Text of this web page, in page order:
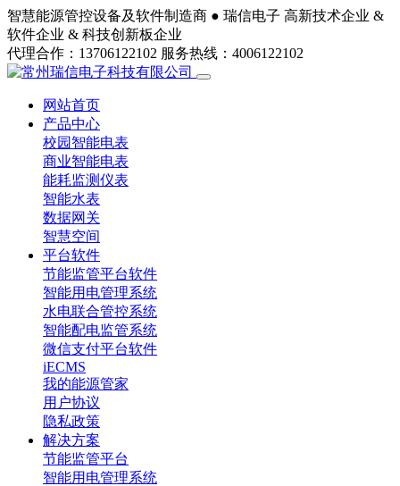
智慧能源管控设备及软件制造商 ● 瑞信电子 高新技术企业 &
软件企业 & 科技创新板企业
代理合作：13706122102 服务热线：4006122102
网站首页
产品中心
校园智能电表
商业智能电表
能耗监测仪表
智能水表
数据网关
智慧空间
平台软件
节能监管平台软件
智能用电管理系统
水电联合管控系统
智能配电监管系统
微信支付平台软件
iECMS
我的能源管家
用户协议
隐私政策
解决方案
节能监管平台
智能用电管理系统